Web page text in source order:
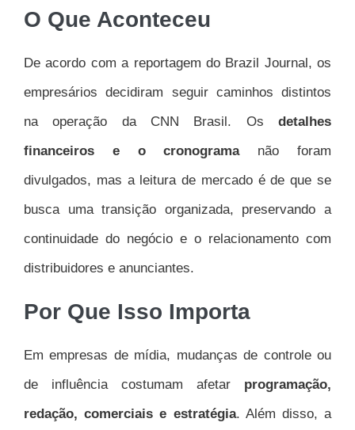
O Que Aconteceu
De acordo com a reportagem do Brazil Journal, os
empresários decidiram seguir caminhos distintos
na operação da CNN Brasil. Os detalhes
financeiros e o cronogramanão foram
divulgados, mas a leitura de mercado é de que se
busca uma transição organizada, preservando a
continuidade do negócio e o relacionamento com
distribuidores e anunciantes.
Por Que Isso Importa
Em empresas de mídia, mudanças de controle ou
de influência costumam afetar programação,
redação, comerciais e estratégia. Além disso, a